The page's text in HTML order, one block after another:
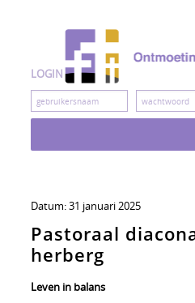
LOGIN
Datum:31 januari 2025
Pastoraal
herberg
Leven in balans